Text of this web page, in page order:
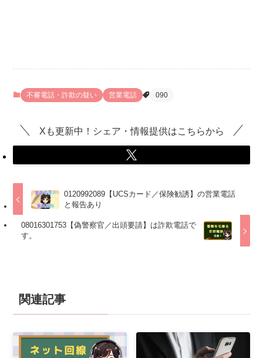
不審電話・詐欺の疑い 営業電話 090
Xも更新中！シェア・情報提供はこちらから
0120992089【UCSカード／保険勧誘】の営業電話
と報告あり
08016301753【偽警察官／出頭要請】は詐欺電話で
す。
関連記事